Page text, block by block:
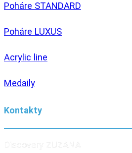
Poháre STANDARD
Poháre LUXUS
Acrylic line
Medaily
Kontakty